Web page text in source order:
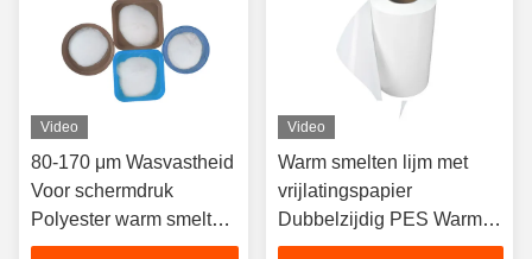
Video
80-170 μm Wasvastheid
Voor schermdruk
Polyester warm smelt
kleefstofpoeder
Video
Warm smelten lijm met
vrijlatingspapier
Dubbelzijdig PES Warm
smelten kleeffilm voor